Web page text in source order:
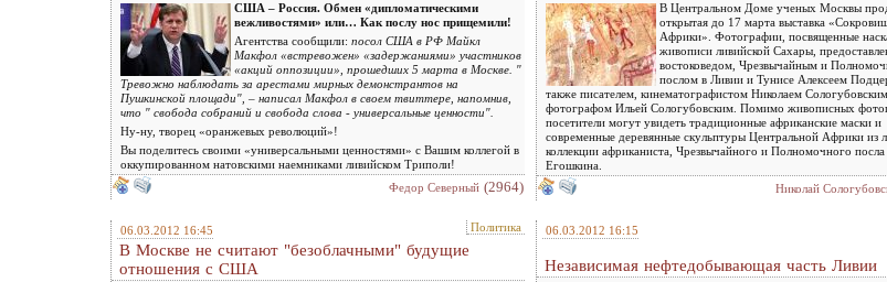
США – Россия. Обмен «дипломатическими
вежливостями» или… Как послу нос прищемили!
Агентства сообщили: посол США в РФ Майкл
Макфол «встревожен» «задержаниями» участников
«акций оппозиции», прошедших 5 марта в Москве. "
Тревожно наблюдать за арестами мирных демонстрантов на
Пушкинской площади", – написал Макфол в своем твиттере, напомнив,
что " свобода собраний и свобода слова - универсальные ценности".
Ну-ну, творец «оранжевых революций»!
Вы поделитесь своими «универсальными ценностями» с Вашим коллегой в
оккупированном натовскими наемниками ливийском Триполи!
Федор Северный (2964)
В Центральном Доме ученых Москвы
открытая до 17 марта выставка
Африки». Фотографии, посвященные
живописи ливийской Сахары,
востоковедом, Чрезвычайным и
послом в Ливии и Тунисе Алексеем
также писателем, кинематографистом Николаем
фотографом Ильей Сологубовским. Помимо живописных
посетители могут увидеть традиционные африканские маски и
современные деревянные скульптуры Центральной Африки из
коллекции африканиста, Чрезвычайного и Полномочного посла
Егошкина.
Николай
06.03.2012 16:45 Политика
В Москве не считают "безоблачными" будущие
отношения с США
06.03.2012 16:15
Независимая нефтедобывающая часть Ливии